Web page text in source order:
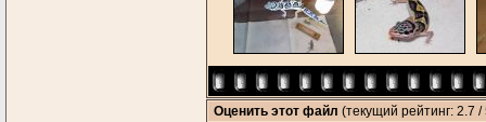
Оценить этот файл (текущий рейтинг: 2.7 /